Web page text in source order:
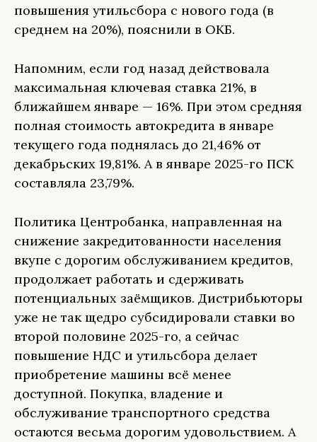
повышения утильсбора с нового года (в
среднем на 20%), пояснили в ОКБ.
Напомним, если год назад действовала
максимальная ключевая ставка 21%, в
ближайшем январе — 16%. При этом средняя
полная стоимость автокредита в январе
текущего года поднялась до 21,46% от
декабрьских 19,81%. А в январе 2025-го ПСК
составляла 23,79%.
Политика Центробанка, направленная на
снижение закредитованности населения
вкупе с дорогим обслуживанием кредитов,
продолжает работать и сдерживать
потенциальных заёмщиков. Дистрибьюторы
уже не так щедро субсидировали ставки во
второй половине 2025-го, а сейчас
повышение НДС и утильсбора делает
приобретение машины всё менее
доступной. Покупка, владение и
обслуживание транспортного средства
остаются весьма дорогим удовольствием. А